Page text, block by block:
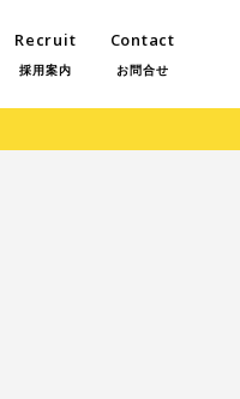
Recruit
採用案内
Contact
お問合せ